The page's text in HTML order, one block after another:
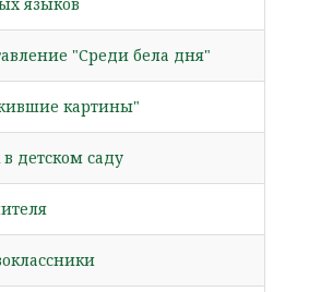
языков
"Среди бела дня"
картины"
детском саду